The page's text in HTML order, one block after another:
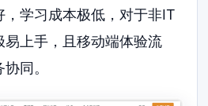
，学习成本极低，对于非IT
上手，且移动端体验流
同。